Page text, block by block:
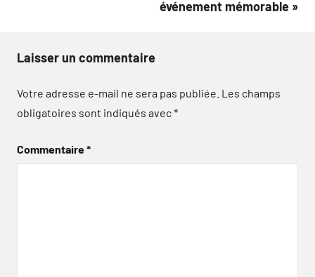
événement mémorable »
Laisser un commentaire
Votre adresse e-mail ne sera pas publiée. Les champs
obligatoires sont indiqués avec*
Commentaire*